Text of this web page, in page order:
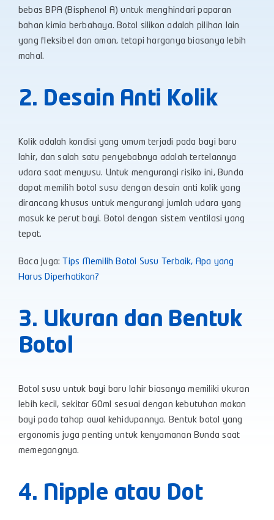
bebas BPA (Bisphenol A) untuk menghindari paparan
bahan kimia berbahaya. Botol silikon adalah pilihan lain
yang fleksibel dan aman, tetapi harganya biasanya lebih
mahal.
2. Desain Anti Kolik
Kolik adalah kondisi yang umum terjadi pada bayi baru
lahir, dan salah satu penyebabnya adalah tertelannya
udara saat menyusu. Untuk mengurangi risiko ini, Bunda
dapat memilih botol susu dengan desain anti kolik yang
dirancang khusus untuk mengurangi jumlah udara yang
masuk ke perut bayi. Botol dengan sistem ventilasi yang
tepat.
Baca Juga: Tips Memilih Botol Susu Terbaik, Apa yang
Harus Diperhatikan?
3. Ukuran dan Bentuk
Botol
Botol susu untuk bayi baru lahir biasanya memiliki ukuran
lebih kecil, sekitar 60ml sesuai dengan kebutuhan makan
bayi pada tahap awal kehidupannya. Bentuk botol yang
ergonomis juga penting untuk kenyamanan Bunda saat
memegangnya.
4. Nipple atau Dot